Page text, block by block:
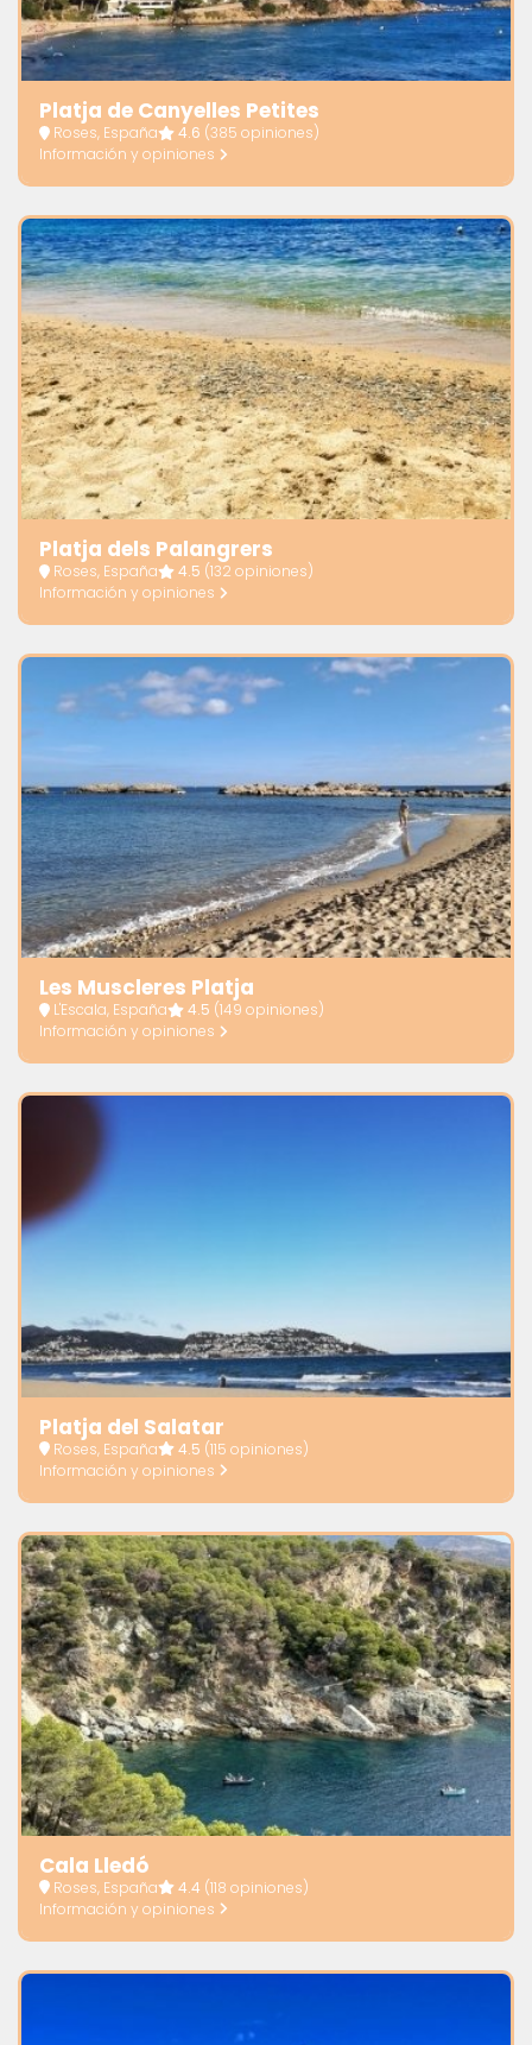
Platja de Canyelles Petites
Roses, España 4.6 (385 opiniones)
Información y opiniones
Platja dels Palangrers
Roses, España 4.5 (132 opiniones)
Información y opiniones
Les Muscleres Platja
L'Escala, España 4.5 (149 opiniones)
Información y opiniones
Platja del Salatar
Roses, España 4.5 (115 opiniones)
Información y opiniones
Cala Lledó
Roses, España 4.4 (118 opiniones)
Información y opiniones